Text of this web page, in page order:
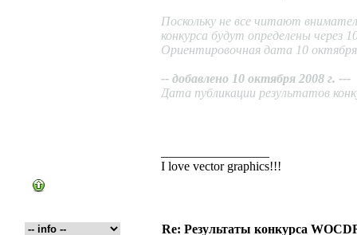
Поскольку не все читают
конкурса будут определены через
Ориентировочная дата 10
-- добавлено 10 октября 2008 г. ---
Дата публикации результатов
I love vector graphics!!!
Re: Результаты конкурса